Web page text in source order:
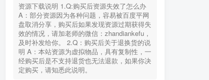
资源下载说明 1.Q:购买后资源失效了怎么办
A：部分资源因为各种问题，容易被百度平网
盘取消分享，购买后如果发现资源过期获得失
效的情况，请加老师的微信：zhandiankefu，
及时补发给你。 2.Q：购买后关于退换货的说
明 A：本站资源为虚拟物品，具有复制性，一
经购买后是不支持退货也无法退款，如果你决
定购买，请知悉此说明。